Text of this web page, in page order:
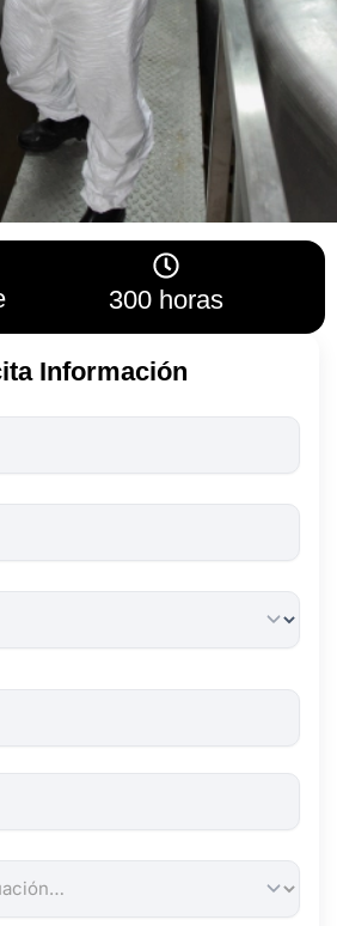
300 horas
Información